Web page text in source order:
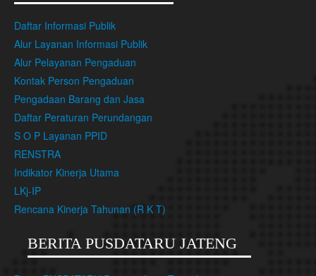
Daftar Informasi Publik
Alur Layanan Informasi Publik
Alur Pelayanan Pengaduan
Kontak Person Pengaduan
Pengadaan Barang dan Jasa
Daftar Peraturan Perundangan
S O P Layanan PPID
RENSTRA
Indikator Kinerja Utama
LKj-IP
Rencana Kinerja Tahunan (R K T)
BERITA PUSDATARU JATENG